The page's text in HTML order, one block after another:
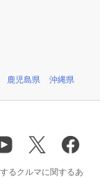
鹿児島県 沖縄県
るクルマに関するあ